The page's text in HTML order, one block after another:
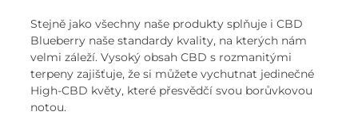
Stejně jako všechny naše produkty splňuje i CBD
Blueberry naše standardy kvality, na kterých nám
velmi záleží. Vysoký obsah CBD s rozmanitými
terpeny zajišťuje, že si můžete vychutnat jedinečné
High-CBD květy, které přesvědčí svou borůvkovou
notou.